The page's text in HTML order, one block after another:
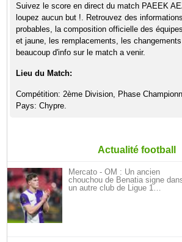
Suivez le score en direct du match PAEEK
loupez aucun but !. Retrouvez des
probables, la composition officielle des
et jaune, les remplacements, les
beaucoup d'info sur le match a venir.
Lieu du Match:
Compétition: 2ème Division, Phase
Pays: Chypre.
Actualité football
Mercato - OM : Un ancien
chouchou de Benatia signe
un autre club de Ligue 1…